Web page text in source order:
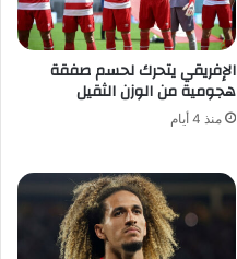
الإفريقي يتحرك لحسم صفقة
هجومية من الوزن الثقيل
منذ 4 أيام